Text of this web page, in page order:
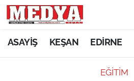
ASAYİŞ KEŞAN EDİRNE
EĞİTİM
KEŞAN